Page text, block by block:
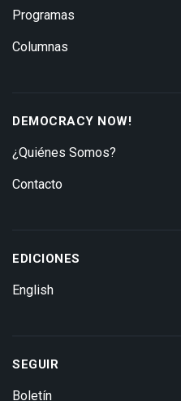
Programas
Columnas
DEMOCRACY NOW!
¿Quiénes Somos?
Contacto
EDICIONES
English
SEGUIR
Boletín